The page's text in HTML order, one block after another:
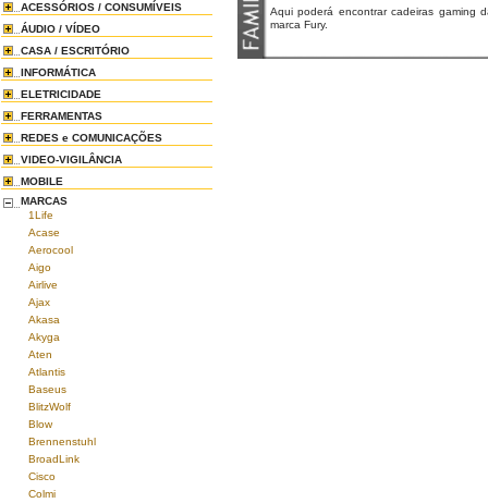
ACESSÓRIOS / CONSUMÍVEIS
ÁUDIO / VÍDEO
CASA / ESCRITÓRIO
INFORMÁTICA
ELETRICIDADE
FERRAMENTAS
REDES e COMUNICAÇÕES
VIDEO-VIGILÂNCIA
MOBILE
MARCAS
1Life
Acase
Aerocool
Aigo
Airlive
Ajax
Akasa
Akyga
Aten
Atlantis
Baseus
BlitzWolf
Blow
Brennenstuhl
BroadLink
Cisco
Colmi
Aqui poderá encontrar cadeiras gaming
marca Fury.